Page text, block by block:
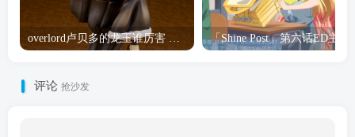
overlord卢贝多的龙王谁厉害 「Overlord」露普斯蕾琪娜·贝塔手办开订
评论 抢沙发